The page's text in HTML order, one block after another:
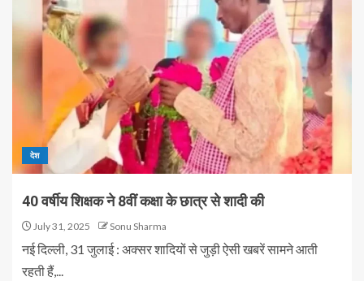
देश
40 वर्षीय शिक्षक ने 8वीं कक्षा के छात्र से शादी की
July 31, 2025 Sonu Sharma
नई दिल्ली, 31 जुलाई : अक्सर शादियों से जुड़ी ऐसी खबरें सामने आती
रहती हैं,...